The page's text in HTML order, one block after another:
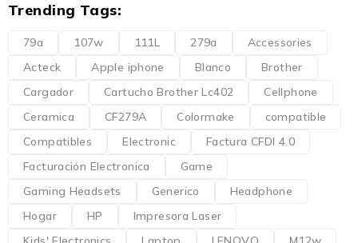
Trending Tags:
79a 107w 111L 279a
Accessories
Acteck
Apple iphone Blanco
Brother
Cargador
Cartucho Brother Lc402
Cellphone
Ceramica
CF279A Colormake
compatible
Compatibles
Electronic
Factura CFDI 4.0
Facturación Electronica
Game
Gaming Headsets
Generico
Headphone
Hogar
HP
Impresora Laser